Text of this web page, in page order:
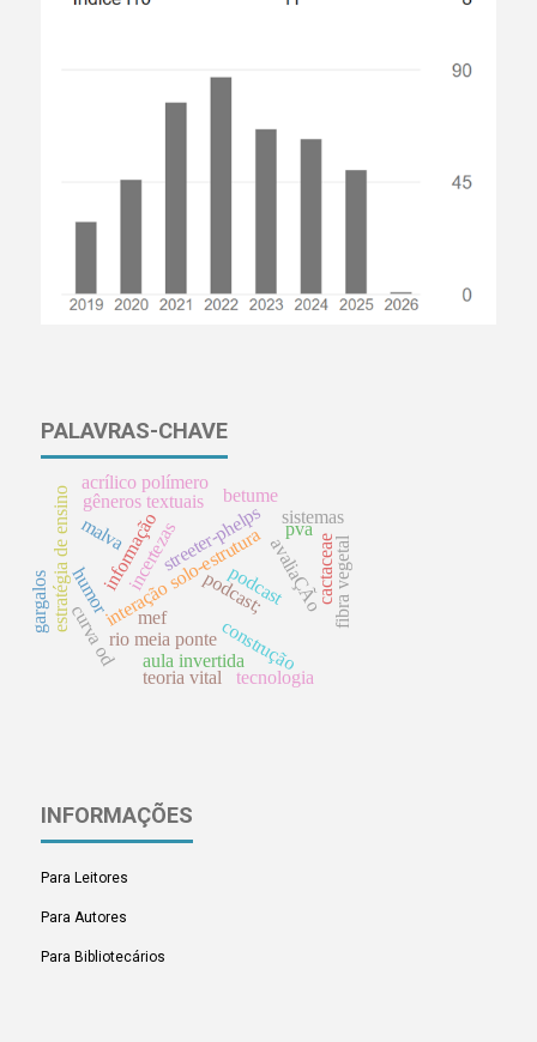
PALAVRAS-CHAVE
interação solo-estrutura
streeter-phelps
podcast;avaliaÇÃo
construção
sistemas
informação
humor
rio meia ponte
cactaceae
curva od
estratégia de ensino gêneros textuais
podcast
gargalos
aula invertida
teoria vital
fibra vegetal
malva pva
acrílico polímero
incertezas
betume
mef
tecnologia
INFORMAÇÕES
Para Leitores
Para Autores
Para Bibliotecários